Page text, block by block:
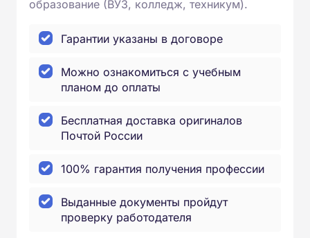
образование (ВУЗ, колледж, техникум).
Гарантии указаны в договоре
Можно ознакомиться с учебным
планом до оплаты
Бесплатная доставка оригиналов
Почтой России
100% гарантия получения профессии
Выданные документы пройдут
проверку работодателя